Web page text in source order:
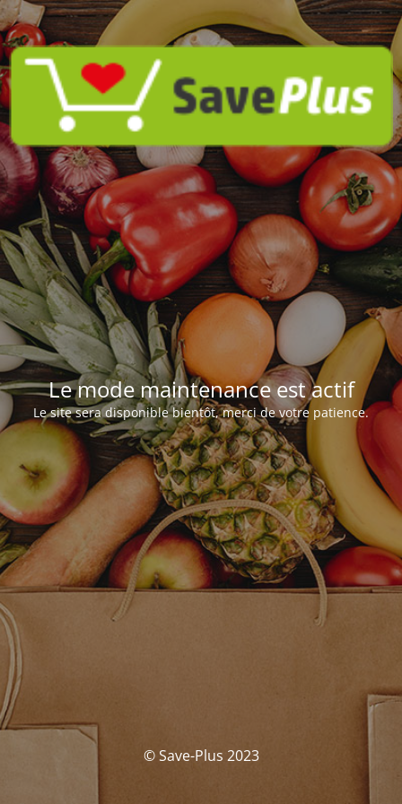
Le mode maintenance est actif
Le site sera disponible bientôt, merci de votre patience.
© Save-Plus 2023